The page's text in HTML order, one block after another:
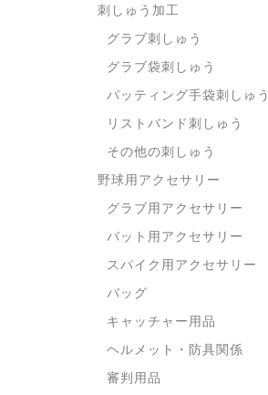
刺しゅう加工
グラブ刺しゅう
グラブ袋刺しゅう
バッティング手袋刺しゅう
リストバンド刺しゅう
その他の刺しゅう
野球用アクセサリー
グラブ用アクセサリー
バット用アクセサリー
スパイク用アクセサリー
バッグ
キャッチャー用品
ヘルメット・防具関係
審判用品